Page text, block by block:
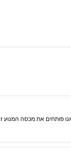
פותחים את מכסה המנוע